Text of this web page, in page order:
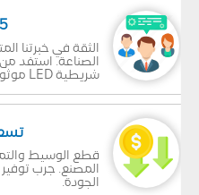
15 عاما من الخبرة
الصناعة. استفد من
شريطية LED موثوقة ومن الدرجة الأولى
قطع الوسيط
المصنع. جرب توفير
الجودة.